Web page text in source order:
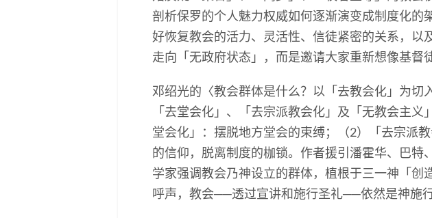
剖析保罗的个人魅力权威如何逐渐演变成制度化的
好恢复教会的活力、灵活性、信徒紧密的关系，
走向「无政府状态」，而是邀请大家重新想像基督
邓绍光的〈教会群体是什么？以「去教会化」为
「去堂会化」、「去宗派教会化」及「无教会主
堂会化」：摆脱地方堂会的束缚；（2）「去宗派
的信仰，脱离制度的枷锁。作者援引潘霍华、巴
学家强调教会乃神设立的群体，植根于三一神「
呼声，教会──透过宣讲和施行圣礼──依然是神施